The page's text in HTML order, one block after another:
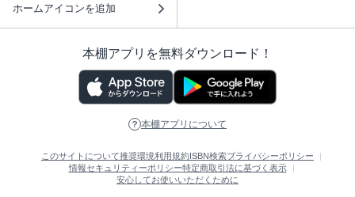
ホームアイコンを追加
本棚アプリを無料ダウンロード！
本棚アプリについて
このサイトについて推奨環境利用規約ISBN検索プライバシーポリシー
情報セキュリティーポリシー特定商取引法に基づく表示
安心してお使いいただくために